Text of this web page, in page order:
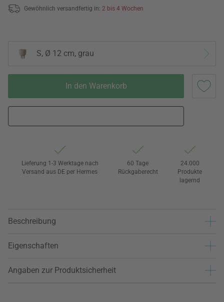
Gewöhnlich versandfertig in: 2 bis 4 Wochen
S, Ø 12 cm, grau
In den Warenkorb
Lieferung 1-3 Werktage nach
Versand aus DE per Hermes
60 Tage
Rückgaberecht
24.000
Produkte
lagernd
Beschreibung
Eigenschaften
Angaben zur Produktsicherheit